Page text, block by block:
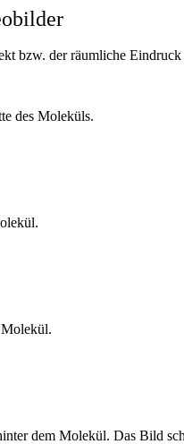
bzw. der räumliche Eindruck
des Moleküls.
dem Molekül. Das Bild